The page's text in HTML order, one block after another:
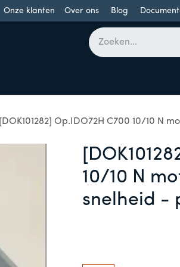
Onze klanten Over ons Blog
[DOK101282] Op.IDO72H C700 10/10 N
10/10 N
snelheid -